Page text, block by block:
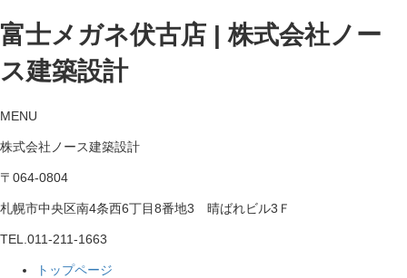
富士メガネ伏古店 | 株式会社ノー
ス建築設計
MENU
株式会社ノース建築設計
〒064-0804
札幌市中央区南4条西6丁目8番地3 晴ばれビル3Ｆ
TEL. 011-211-1663
トップページ